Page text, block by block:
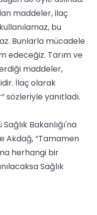
maddeler, ilaç
bu
Bunlarla mücadele
edeceğiz. Tarım ve
maddeler,
İlaç olarak
sözleriyle yanıtladı.
Bakanlığı'na
Akdağ, “Tamamen
herhangi bir
Sağlık